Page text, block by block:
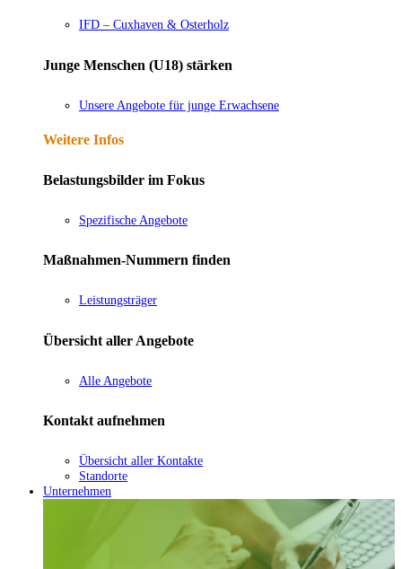
IFD – Cuxhaven & Osterholz
Junge Menschen (U18) stärken
Unsere Angebote für junge Erwachsene
Weitere Infos
Belastungsbilder im Fokus
Spezifische Angebote
Maßnahmen-Nummern finden
Leistungsträger
Übersicht aller Angebote
Alle Angebote
Kontakt aufnehmen
Übersicht aller Kontakte
Standorte
Unternehmen